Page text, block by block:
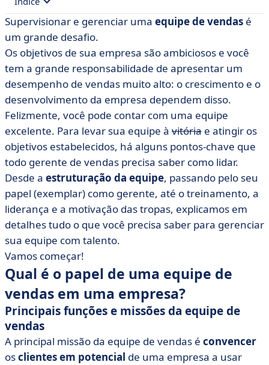
• Qual é o papel de uma equipe de vendas em uma
empresa?
• #1 - Estruturação da equipe de vendas
• #2 - Agir como um bom gerente de vendas
• #3 - Motivar suas tropas
• #4 - Liderar a equipe de vendas
• #5 Treine sua equipe regularmente
• #6 Use ferramentas para gerenciar o desempenho de
vendas
• #7 Colabore com outros departamentos para
maximizar as palavras de impacto comercial
• Criação de uma equipe de vendas sólida, sustentável
e de alto desempenho
Supervisionar e gerenciar uma equipe de vendas é
um grande desafio.
Os objetivos de sua empresa são ambiciosos e você
tem a grande responsabilidade de apresentar um
desempenho de vendas muito alto: o crescimento e o
desenvolvimento da empresa dependem disso.
Felizmente, você pode contar com uma equipe
excelente. Para levar sua equipe à vitória e atingir os
objetivos estabelecidos, há alguns pontos-chave que
todo gerente de vendas precisa saber como lidar.
Desde a estruturação da equipe, passando pelo seu
papel (exemplar) como gerente, até o treinamento, a
liderança e a motivação das tropas, explicamos em
detalhes tudo o que você precisa saber para gerenciar
sua equipe com talento.
Vamos começar!
Qual é o papel de uma equipe de
vendas em uma empresa?
Principais funções e missões da equipe de
vendas
A principal missão da equipe de vendas é convencer
osclientes em potencial de uma empresa a usar